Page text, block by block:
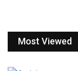
Most Viewed